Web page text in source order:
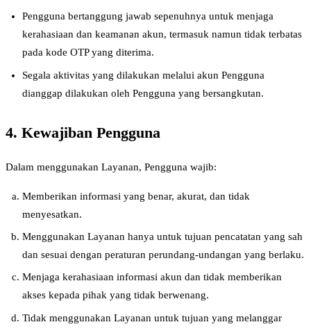
Pengguna bertanggung jawab sepenuhnya untuk menjaga
kerahasiaan dan keamanan akun, termasuk namun tidak terbatas
pada kode OTP yang diterima.
Segala aktivitas yang dilakukan melalui akun Pengguna
dianggap dilakukan oleh Pengguna yang bersangkutan.
4. Kewajiban Pengguna
Dalam menggunakan Layanan, Pengguna wajib:
Memberikan informasi yang benar, akurat, dan tidak
menyesatkan.
Menggunakan Layanan hanya untuk tujuan pencatatan yang sah
dan sesuai dengan peraturan perundang-undangan yang berlaku.
Menjaga kerahasiaan informasi akun dan tidak memberikan
akses kepada pihak yang tidak berwenang.
Tidak menggunakan Layanan untuk tujuan yang melanggar